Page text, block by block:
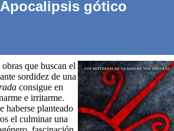
Apocalipsis gótico
que buscan el
sordidez de una
consigue en
e irritarme.
haberse planteado
el culminar una